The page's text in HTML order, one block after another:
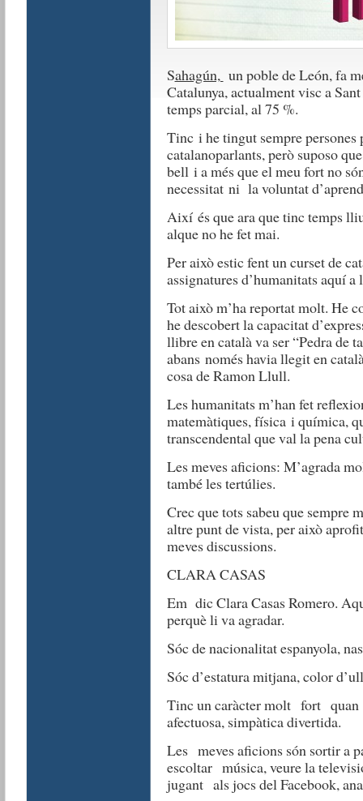
Sahagún, un poble de León, fa
Catalunya, actualment visc a
temps parcial, al 75 %.
Tinc i he tingut sempre persones
catalanoparlants, però suposo
bell i a més que el meu fort no
necessitat ni la voluntat
Així és que ara que tinc temps
alque no he fet mai.
Per això estic fent un curset de
assignatures d’humanitats aquí
Tot això m’ha reportat molt. He
he descobert la capacitat
llibre en català va ser “Pedra de
abans només havia llegit en
cosa de Ramon Llull.
Les humanitats m’han fet
matemàtiques, física i química,
transcendental que val la pena
Les meves aficions: M’agrada
també les tertúlies.
Crec que tots sabeu que sempre
altre punt de vista, per això
meves discussions.
CLARA CASAS
Em dic Clara Casas Romero.
perquè li va agradar.
Sóc de nacionalitat espanyola,
Sóc d’estatura mitjana, color
Tinc un caràcter molt fort quan
afectuosa, simpàtica divertida.
Les meves aficions són sortir a
escoltar música, veure la
jugant als jocs del Facebook,